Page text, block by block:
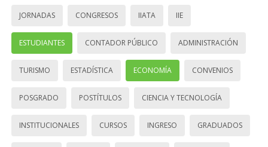
JORNADAS CONGRESOS IIATA IIE
ESTUDIANTES CONTADOR PÚBLICO ADMINISTRACIÓN
TURISMO ESTADÍSTICA ECONOMÍA CONVENIOS
POSGRADO POSTÍTULOS CIENCIA Y TECNOLOGÍA
INSTITUCIONALES CURSOS INGRESO GRADUADOS